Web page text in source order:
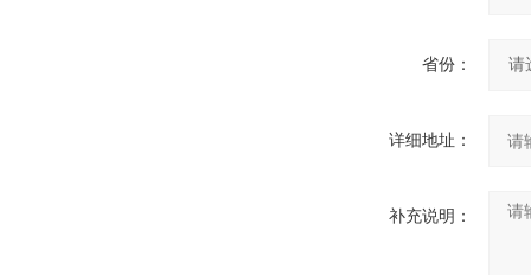
省份：
详细地址：
补充说明：